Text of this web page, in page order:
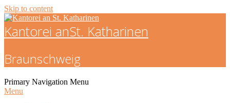
Skip to content
Kantorei anSt. Katharinen
Braunschweig
Primary Navigation Menu
Menu